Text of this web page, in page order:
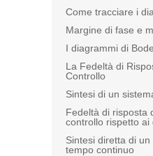
Come tracciare i
Margine di fase e
I diagrammi di Bode
La Fedeltà di
Controllo
Sintesi di un
Fedeltà di risposta
controllo rispetto ai
Sintesi diretta di
tempo continuo